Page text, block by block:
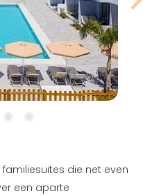
familiesuites die net even
een aparte